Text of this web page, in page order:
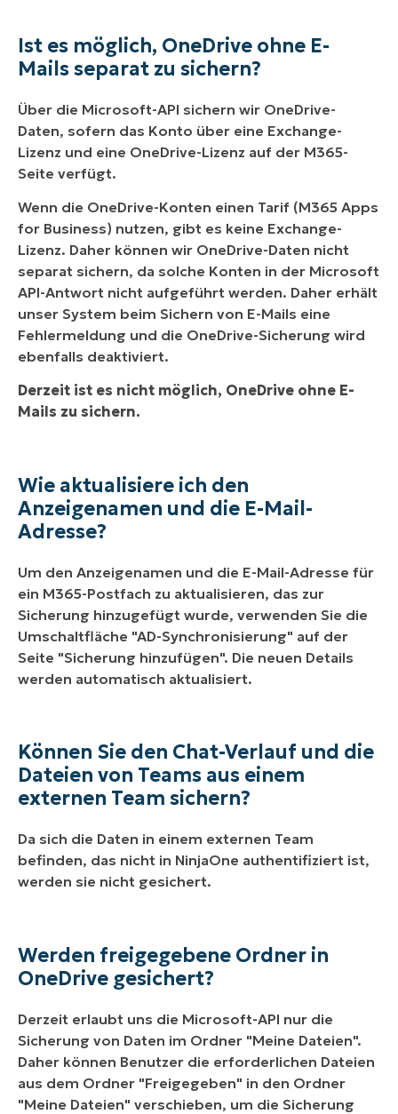
Ist es möglich, OneDrive ohne E-
Mails separat zu sichern?
Über die Microsoft-API sichern wir OneDrive-
Daten, sofern das Konto über eine Exchange-
Lizenz und eine OneDrive-Lizenz auf der M365-
Seite verfügt.
Wenn die OneDrive-Konten einen Tarif (M365 Apps
for Business) nutzen, gibt es keine Exchange-
Lizenz. Daher können wir OneDrive-Daten nicht
separat sichern, da solche Konten in der Microsoft
API-Antwort nicht aufgeführt werden. Daher erhält
unser System beim Sichern von E-Mails eine
Fehlermeldung und die OneDrive-Sicherung wird
ebenfalls deaktiviert.
Derzeit ist es nicht möglich, OneDrive ohne E-
Mails zu sichern.
Wie aktualisiere ich den
Anzeigenamen und die E-Mail-
Adresse?
Um den Anzeigenamen und die E-Mail-Adresse für
ein M365-Postfach zu aktualisieren, das zur
Sicherung hinzugefügt wurde, verwenden Sie die
Umschaltfläche "AD-Synchronisierung" auf der
Seite "Sicherung hinzufügen". Die neuen Details
werden automatisch aktualisiert.
Können Sie den Chat-Verlauf und die
Dateien von Teams aus einem
externen Team sichern?
Da sich die Daten in einem externen Team
befinden, das nicht in NinjaOne authentifiziert ist,
werden sie nicht gesichert.
Werden freigegebene Ordner in
OneDrive gesichert?
Derzeit erlaubt uns die Microsoft-API nur die
Sicherung von Daten im Ordner "Meine Dateien".
Daher können Benutzer die erforderlichen Dateien
aus dem Ordner "Freigegeben" in den Ordner
"Meine Dateien" verschieben, um die Sicherung